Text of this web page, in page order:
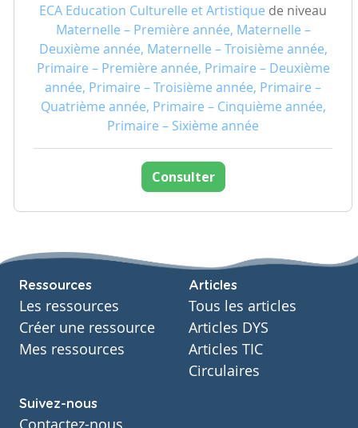
ECA Education Culturelle et Artistique de niveau
Maternelle – Première année, Maternelle –
Deuxième année, Maternelle – Troisième année,
Primaire – Première année, Primaire – Deuxième
année, Primaire – Troisième année, Primaire –
Quatrième année, Primaire – Cinquième année,
Primaire – Sixième année
Consulter
Ressources
Les ressources
Créer une ressource
Mes ressources
Articles
Tous les articles
Articles DYS
Articles TIC
Circulaires
Suivez-nous